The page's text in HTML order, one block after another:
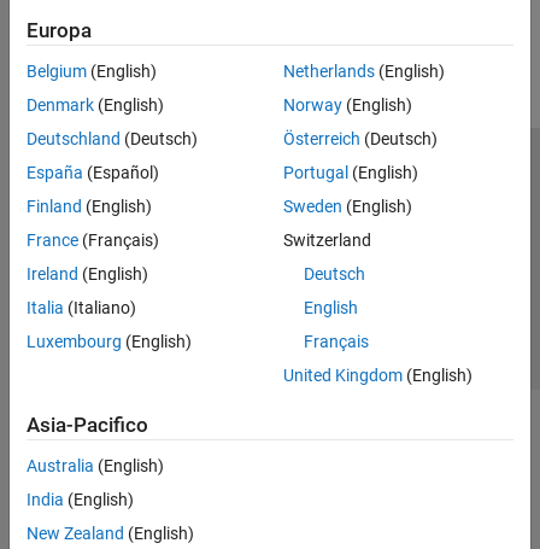
Europa
Belgium (English)
Denmark (English)
Deutschland (Deutsch)
España (Español)
Finland (English)
France (Français)
Ireland (English)
Italia (Italiano)
Luxembourg (English)
Netherlands(English)
Norway(English)
Österreich (Deutsch)
Portugal (English)
Sweden (English)
Switzerland
Deutsch
English
Français
United Kingdom(English)
Asia-Pacifico
Australia (English)
India (English)
New Zealand (English)
Centro di fiducia
Informativa sulla privacy
Antipirateria
Stato dell'applicazione
Contatti
© 1994-2026 The MathWorks, Inc.